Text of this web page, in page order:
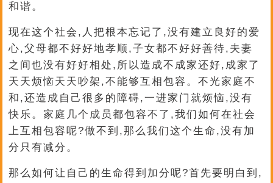
和谐。
现在这个社会,人把根本忘记了,没有建立良好的爱
心,父母都不好好地孝顺,子女都不好好善待,夫妻
之间也没有好好相处,所以造成不成家还好,成家了
天天烦恼天天吵架,不能够互相包容。不光家庭不
和,还造成自己很多的障碍,一进家门就烦恼,没有
快乐。家庭几个成员都包容不了,我们如何在社会
上互相包容呢?做不到,那么我们这个生命,没有加
分只有减分。
那么如何让自己的生命得到加分呢?首先要明白到,